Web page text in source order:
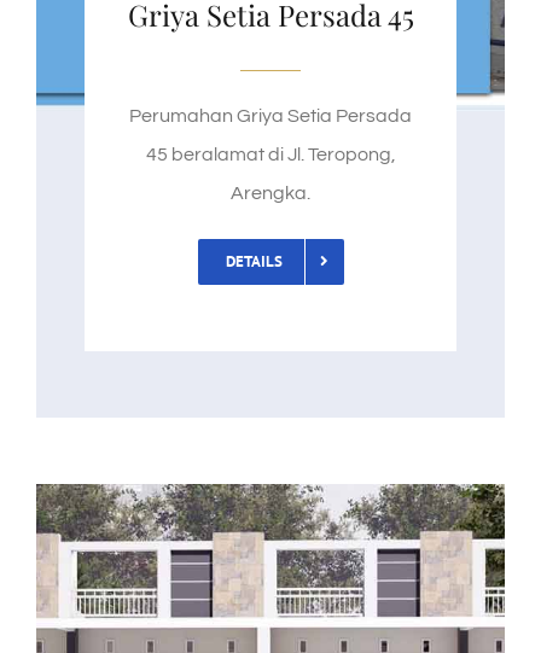
Griya Setia Persada 45
Perumahan Griya Setia Persada
45 beralamat di Jl. Teropong,
Arengka.
DETAILS